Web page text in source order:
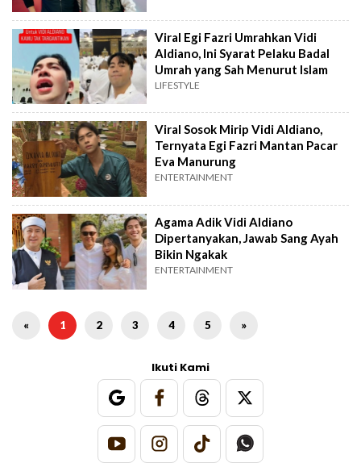
Viral Egi Fazri Umrahkan Vidi
Aldiano, Ini Syarat Pelaku Badal
Umrah yang Sah Menurut Islam
LIFESTYLE
Viral Sosok Mirip Vidi Aldiano,
Ternyata Egi Fazri Mantan Pacar
Eva Manurung
ENTERTAINMENT
Agama Adik Vidi Aldiano
Dipertanyakan, Jawab Sang Ayah
Bikin Ngakak
ENTERTAINMENT
« 1 2 3 4 5 »
Ikuti Kami